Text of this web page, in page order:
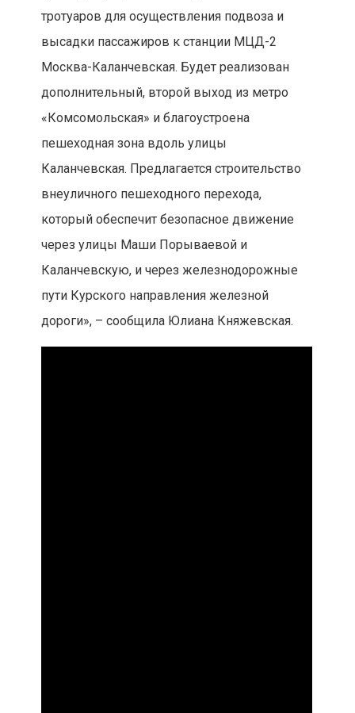
тротуаров для осуществления подвоза и
высадки пассажиров к станции МЦД-2
Москва-Каланчевская. Будет реализован
дополнительный, второй выход из метро
«Комсомольская» и благоустроена
пешеходная зона вдоль улицы
Каланчевская. Предлагается строительство
внеуличного пешеходного перехода,
который обеспечит безопасное движение
через улицы Маши Порываевой и
Каланчевскую, и через железнодорожные
пути Курского направления железной
дороги», – сообщила Юлиана Княжевская.